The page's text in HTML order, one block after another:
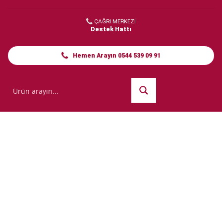
ÇAĞRI MERKEZİ
Destek Hattı
Hemen Arayın 0544 539 09 91